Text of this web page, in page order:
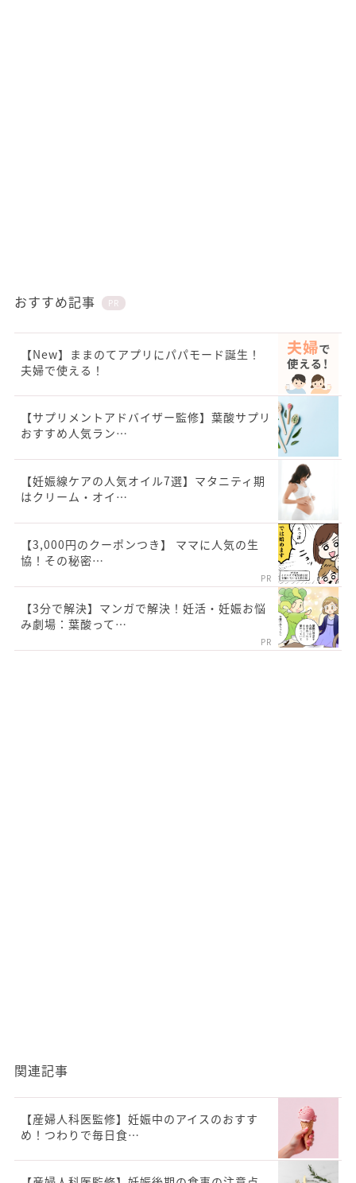
おすすめ記事 PR
【New】ままのてアプリにパパモード誕生！
夫婦で使える！
【サプリメントアドバイザー監修】葉酸サプリ
おすすめ人気ラン…
【妊娠線ケアの人気オイル7選】マタニティ期
はクリーム・オイ…
【3,000円のクーポンつき】 ママに人気の生
協！その秘密…
PR
【3分で解決】マンガで解決！妊活・妊娠お悩
み劇場：葉酸って…
PR
関連記事
【産婦人科医監修】妊娠中のアイスのおすす
め！つわりで毎日食…